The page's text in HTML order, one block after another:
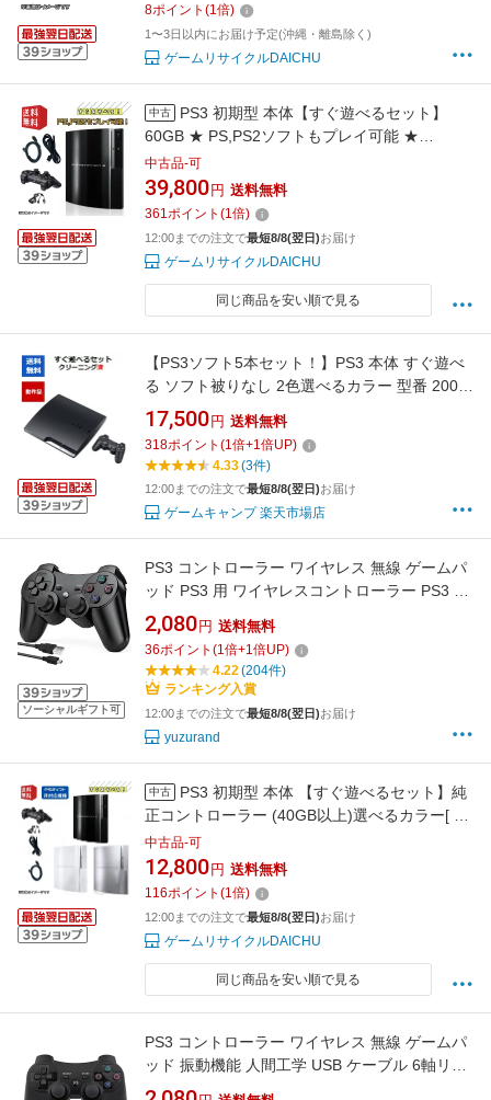
8ポイント (1倍)
1〜3日以内にお届け予定(沖縄・離島除く)
ゲームリサイクルDAICHU
中古
PS3 初期型 本体【すぐ遊べるセット】
60GB ★ PS,PS2ソフトもプレイ可能 ★
PLAYSTATION 3 プレイステーション3
CECHA00 ☆キャンペーン対象商品☆
中古品-可
39,800 円 送料無料
361ポイント (1倍)
12:00までの注文で最短8/8(翌日)お届け
ゲームリサイクルDAICHU
同じ商品を安い順で見る
【PS3ソフト5本セット！】PS3 本体 すぐ遊べ
る ソフト被りなし 2色選べるカラー 型番 2000
2100 2500 3000 PlayStation3 プレステ3 プレ
イステーション3【中古】
17,500 円 送料無料
318ポイント (1倍+1倍UP)
4.33(3件)
12:00までの注文で最短8/8(翌日)お届け
ゲームキャンプ 楽天市場店
ソーシャルギフト可
PS3 コントローラー ワイヤレス 無線 ゲームパ
ッド PS3 用 ワイヤレスコントローラー PS3 用
コントローラー 500mAh大容量バッテリー 無線
Bluetooth接続 10時間連続使用 USB ケーブル
振動機能 ワイヤレス3コントローラー P3/PC対
応
2,080 円 送料無料
36ポイント (1倍+1倍UP)
4.22(204件)
ランキング入賞
12:00までの注文で最短8/8(翌日)お届け
yuzurand
中古
PS3 初期型 本体 【すぐ遊べるセット】純
正コントローラー (40GB以上)選べるカラー[ ブ
ラック/ホワイト/シルバー ] [CECHH00・
CECHL00]PLAYSTATION 3 プレイステーショ
ン3 厚型
中古品-可
12,800 円 送料無料
116ポイント (1倍)
12:00までの注文で最短8/8(翌日)お届け
ゲームリサイクルDAICHU
同じ商品を安い順で見る
PS3 コントローラー ワイヤレス 無線 ゲームパ
ッド 振動機能 人間工学 USB ケーブル 6軸リモ
ートゲームパッド 充電式 USB